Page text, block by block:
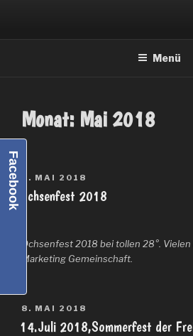
springen
Menü
Monat: Mai 2018
VERÖFFENTLICHT
AM
8. MAI 2018
Ochsenfest 2018
Ochsenfest 2018 bei tollen 28°.
Marketing Gemeinschaft.
VERÖFFENTLICHT
AM
8. MAI 2018
14.Juli 2018,Sommerfest der
Facebook